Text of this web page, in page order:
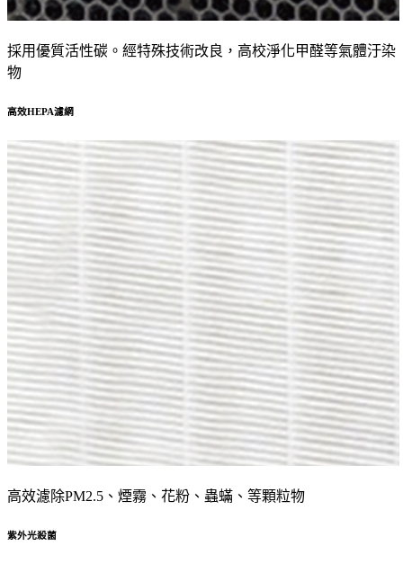
採用優質活性碳。經特殊技術改良，高校淨化甲醛等氣體汙染
物
高效HEPA濾網
高效濾除PM2.5、煙霧、花粉、蟲蟎、等顆粒物
紫外光殺菌